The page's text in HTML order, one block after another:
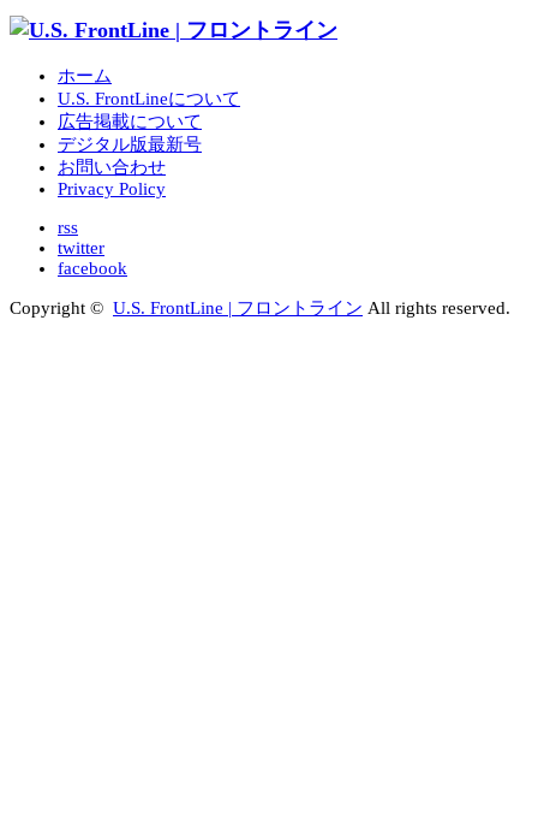
ホーム
U.S. FrontLineについて
広告掲載について
デジタル版最新号
お問い合わせ
Privacy Policy
rss
twitter
facebook
Copyright © U.S. FrontLine | フロントライン All rights reserved.